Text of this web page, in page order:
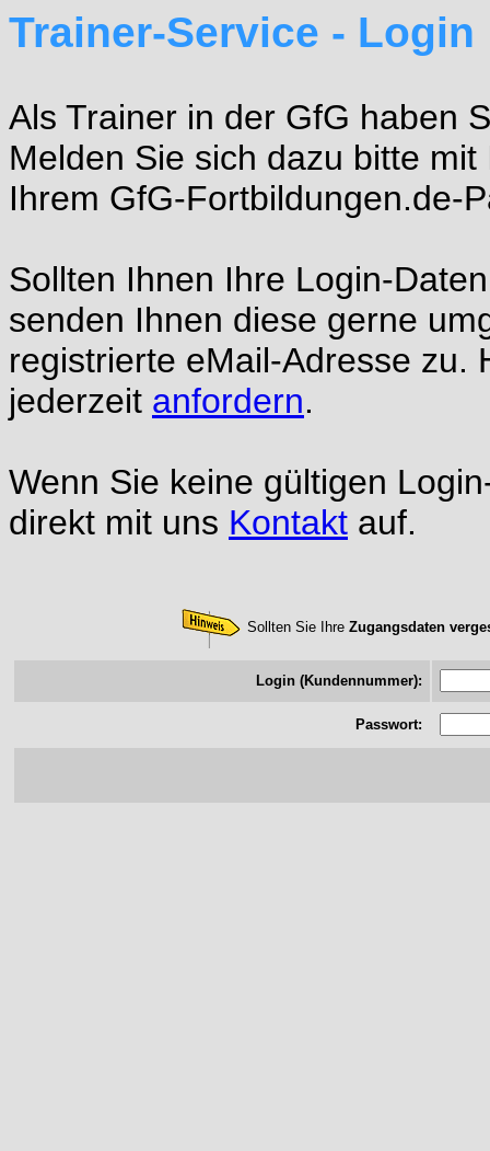
Trainer-Service - Login
Als Trainer in der GfG haben
Melden Sie sich dazu bitte
Ihrem GfG-Fortbildungen.de-
Sollten Ihnen Ihre Login-
senden Ihnen diese gerne
registrierte eMail-Adresse zu.
jederzeit anfordern.
Wenn Sie keine gültigen
direkt mit uns Kontakt auf.
Sollten Sie Ihre Zugangsdaten
Login (Kundennummer):
Passwort: